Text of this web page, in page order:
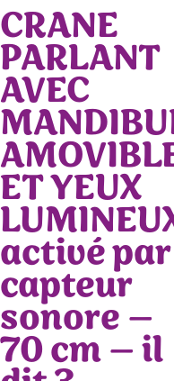
CRANE
PARLANT
AVEC
ET YEUX
activé par
capteur
sonore –
70 cm – il